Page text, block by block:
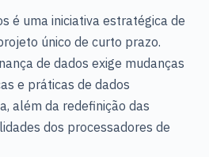
é uma iniciativa estratégica de
único de curto prazo.
de dados exige mudanças
e práticas de dados
além da redefinição das
dos processadores de